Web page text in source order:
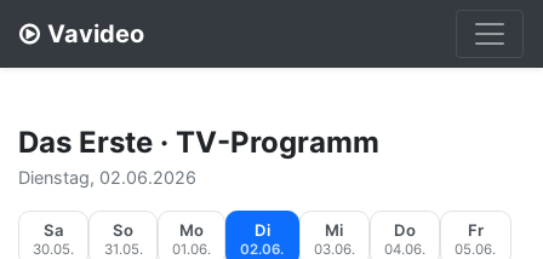
Vavideo
Das Erste · TV-Programm
Dienstag, 02.06.2026
Sa
30.05.
So
31.05.
Mo
01.06.
Di
02.06.
Mi
03.06.
Do
04.06.
Fr
05.06.